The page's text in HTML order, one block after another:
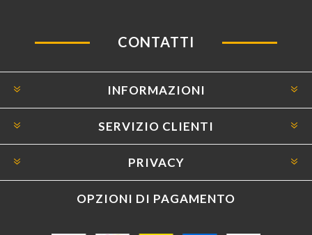
CONTATTI
INFORMAZIONI
SERVIZIO CLIENTI
PRIVACY
OPZIONI DI PAGAMENTO